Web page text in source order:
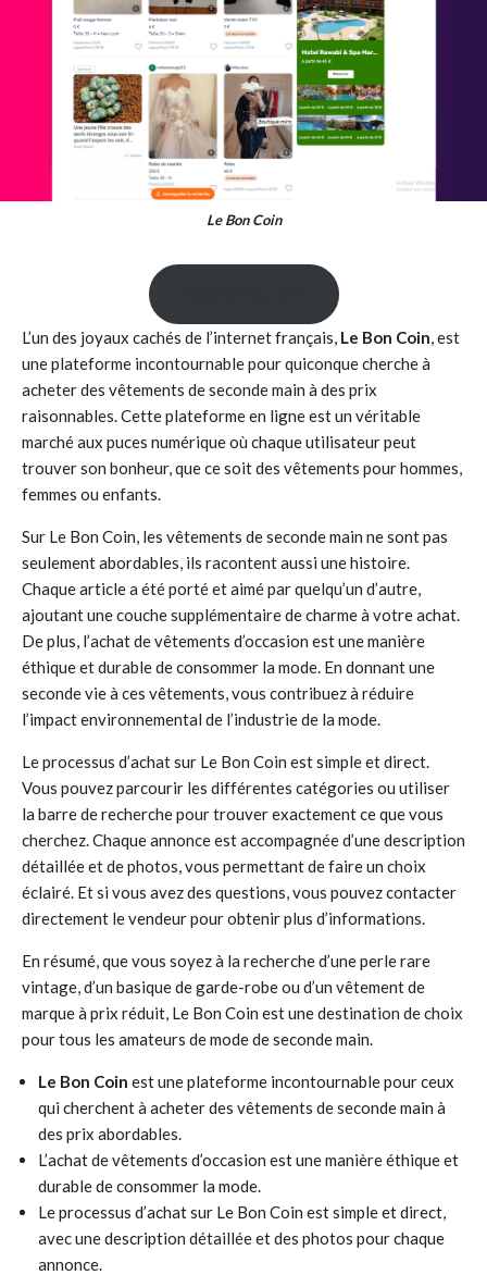
Le Bon Coin
L’un des joyaux cachés de l’internet français, Le Bon Coin , est
une plateforme incontournable pour quiconque cherche à
acheter des vêtements de seconde main à des prix
raisonnables. Cette plateforme en ligne est un véritable
marché aux puces numérique où chaque utilisateur peut
trouver son bonheur, que ce soit des vêtements pour hommes,
femmes ou enfants.
Sur Le Bon Coin, les vêtements de seconde main ne sont pas
seulement abordables, ils racontent aussi une histoire.
Chaque article a été porté et aimé par quelqu’un d’autre,
ajoutant une couche supplémentaire de charme à votre achat.
De plus, l’achat de vêtements d’occasion est une manière
éthique et durable de consommer la mode. En donnant une
seconde vie à ces vêtements, vous contribuez à réduire
l’impact environnemental de l’industrie de la mode.
Le processus d’achat sur Le Bon Coin est simple et direct.
Vous pouvez parcourir les différentes catégories ou utiliser
la barre de recherche pour trouver exactement ce que vous
cherchez. Chaque annonce est accompagnée d’une description
détaillée et de photos, vous permettant de faire un choix
éclairé. Et si vous avez des questions, vous pouvez contacter
directement le vendeur pour obtenir plus d’informations.
En résumé, que vous soyez à la recherche d’une perle rare
vintage, d’un basique de garde-robe ou d’un vêtement de
marque à prix réduit, Le Bon Coin est une destination de choix
pour tous les amateurs de mode de seconde main.
Le Bon Coin est une plateforme incontournable pour ceux
qui cherchent à acheter des vêtements de seconde main à
des prix abordables.
L’achat de vêtements d’occasion est une manière éthique et
durable de consommer la mode.
Le processus d’achat sur Le Bon Coin est simple et direct,
avec une description détaillée et des photos pour chaque
annonce.